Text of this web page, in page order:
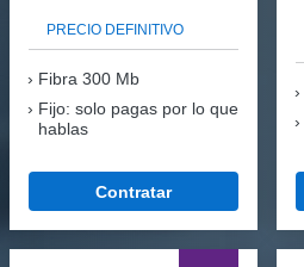
PRECIO DEFINITIVO
Fibra 300 Mb
Fijo: solo pagas por lo que
hablas
Contratar